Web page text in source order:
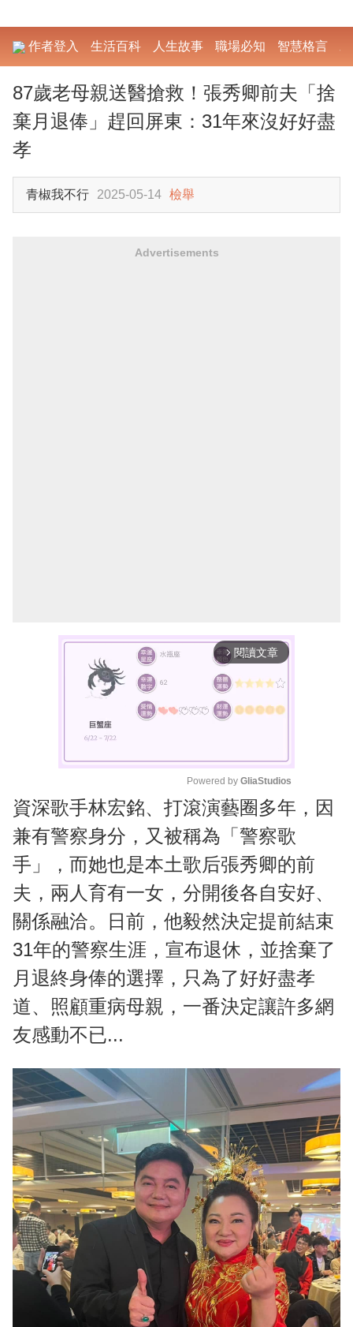
作者登入 生活百科 人生故事 職場必知 智慧格言
87歲老母親送醫搶救！張秀卿前夫「捨
棄月退俸」趕回屏東：31年來沒好好盡
孝
青椒我不行 2025-05-14 檢舉
Advertisements
arrow_forward_ios 閱讀文章
M
u
e
Powered by GliaStudios
資深歌手林宏銘、打滾演藝圈多年，因
兼有警察身分，又被稱為「警察歌
手」，而她也是本土歌后張秀卿的前
夫，兩人育有一女，分開後各自安好、
關係融洽。日前，他毅然決定提前結束
31年的警察生涯，宣布退休，並捨棄了
月退終身俸的選擇，只為了好好盡孝
道、照顧重病母親，一番決定讓許多網
友感動不已...